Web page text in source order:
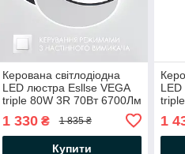
Керована світлодіодна
LED люстра Esllse VEGA
triple 80W 3R 70Вт 6700Лм
ON/OFF "три кола" чорна
Ø490х60мм BLACK/WHITE
1 330₴ 1 835 ₴
Купити
LED
1